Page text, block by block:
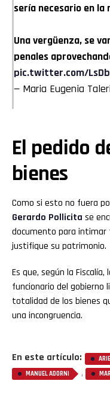
sería necesario en la
Una vergüenza, se
penales
pic.twitter.com/
— Maria Eugenia
El pedido
bienes
Como si esto no fuera
Gerardo Pollicita se
documento para intimar
justifique su patrimonio.
Es que, según la Fiscalía,
funcionario del gobierno
totalidad de los bienes
una incongruencia.
En este artículo:
MANUEL ADORNI ,